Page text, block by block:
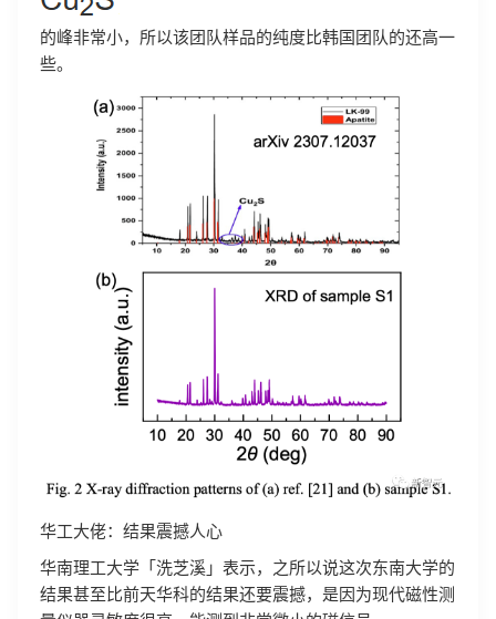
的峰非常小，所以该团队样品的纯度比韩国团队的还高一
些。
华工大佬：结果震撼人心
华南理工大学「洗芝溪」表示，之所以说这次东南大学的
结果甚至比前天华科的结果还要震撼，是因为现代磁性测